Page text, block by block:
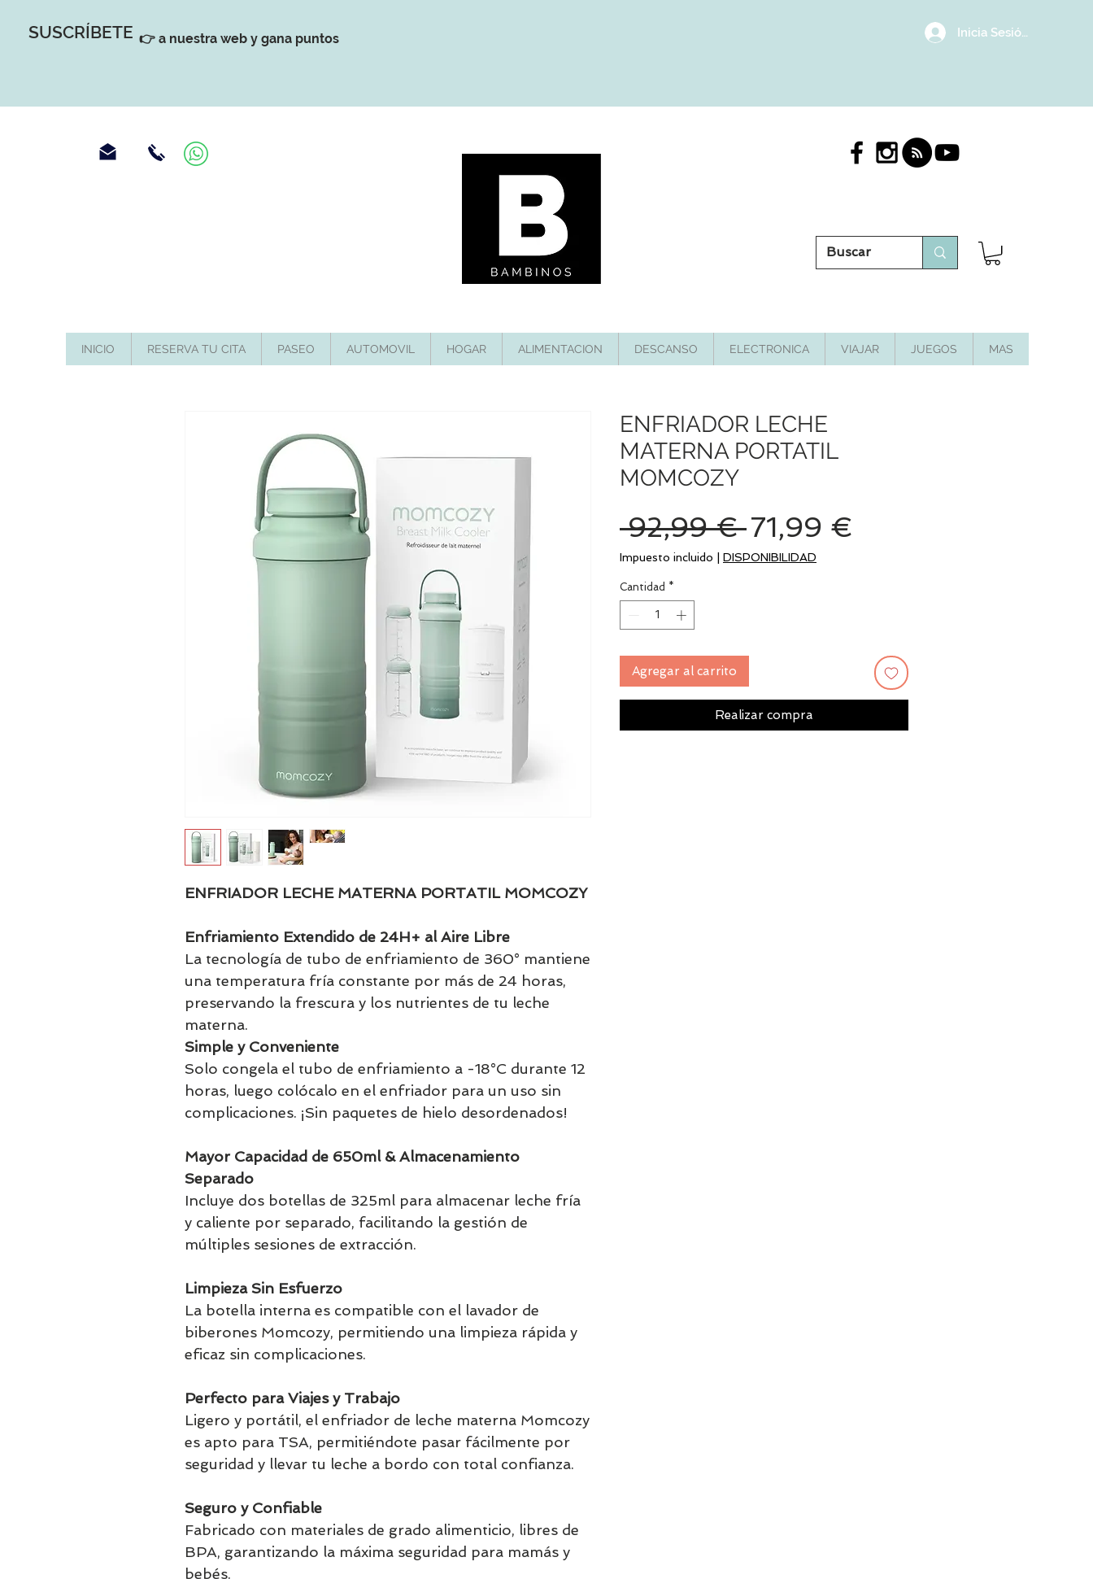
SUSCRÍBETE 👉 a nuestra web y gana puntos Inicia Sesión/
INICIO RESERVA TU CITA PASEO AUTOMOVIL HOGAR ALIMENTACION DESCANSO ELECTRONICA VIAJAR JUEGOS MAS
ENFRIADOR LECHE MATERNA PORTATIL MOMCOZY
Enfriamiento Extendido de 24H+ al Aire Libre
La tecnología de tubo de enfriamiento de 360° mantiene
una temperatura fría constante por más de 24 horas,
preservando la frescura y los nutrientes de tu leche
materna.
Simple y Conveniente
Solo congela el tubo de enfriamiento a -18°C durante 12
horas, luego colócalo en el enfriador para un uso sin
complicaciones. ¡Sin paquetes de hielo desordenados!
Mayor Capacidad de 650ml & Almacenamiento
Separado
Incluye dos botellas de 325ml para almacenar leche fría
y caliente por separado, facilitando la gestión de
múltiples sesiones de extracción.
Limpieza Sin Esfuerzo
La botella interna es compatible con el lavador de
biberones Momcozy, permitiendo una limpieza rápida y
eficaz sin complicaciones.
Perfecto para Viajes y Trabajo
Ligero y portátil, el enfriador de leche materna Momcozy
es apto para TSA, permitiéndote pasar fácilmente por
seguridad y llevar tu leche a bordo con total confianza.
Seguro y Confiable
Fabricado con materiales de grado alimenticio, libres de
BPA, garantizando la máxima seguridad para mamás y
bebés.
ENFRIADOR LECHE
MATERNA PORTATIL
MOMCOZY
92,99 € Precio
71,99 €
Impuesto incluido DISPONIBILIDAD
Cantidad *
Agregar al carrito
Realizar compra